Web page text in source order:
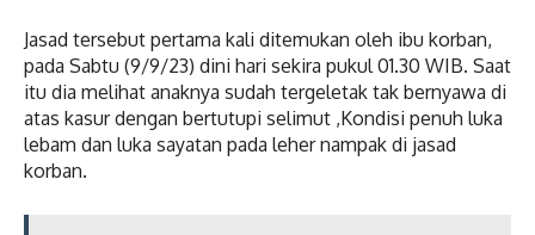
Jasad tersebut pertama kali ditemukan oleh ibu korban,
pada Sabtu (9/9/23) dini hari sekira pukul 01.30 WIB. Saat
itu dia melihat anaknya sudah tergeletak tak bernyawa di
atas kasur dengan bertutupi selimut ,Kondisi penuh luka
lebam dan luka sayatan pada leher nampak di jasad
korban.